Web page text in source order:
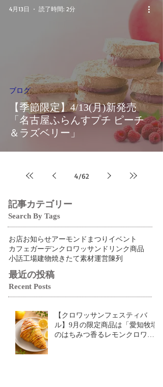
【季節限定】4/13(月)新発売
「名古屋ふらんすプチ ピーチ
＆ラズベリー」
ブログ
4月13日 読了時間: 2分
4/62
記事カテゴリー
Search By Tags
お店お知らせアーモンドまつり イベント
カフェ ガーデンクロワッサン ドリンク商品
小話工場建物焼きたて素材運営陳列
最近の投稿
Recent Posts
【クロワッサンフェスティバ
ル】9月の限定商品は「愛知牧場
のはちみつ香るレモンクロワッ